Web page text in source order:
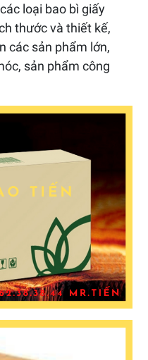
loại bao bì giấy
thước và thiết kế,
các sản phẩm lớn,
sản phẩm công